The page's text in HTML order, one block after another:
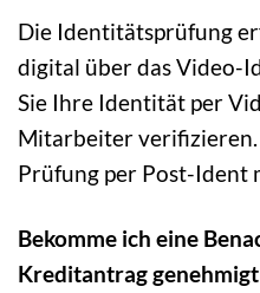
Die Identitätsprüfung
digital über das Video-
Sie Ihre Identität per
Mitarbeiter
Prüfung per Post-Ident
Bekomme ich eine
Kreditantrag